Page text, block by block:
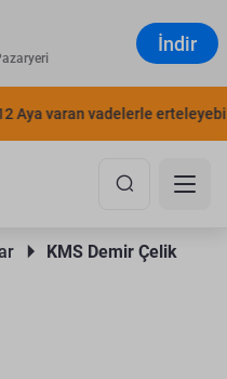
İndir
Aya varan vadelerle
KMS Demir Çelik